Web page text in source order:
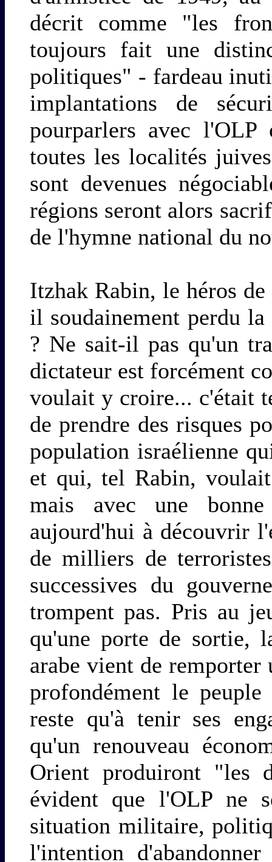
décrit comme "les
toujours fait une
politiques" - fardeau
implantations de
pourparlers avec
toutes les localités
sont devenues
régions seront alors
de l'hymne national du
Itzhak Rabin, le héros
il soudainement perdu
? Ne sait-il pas qu'un
dictateur est forcément
voulait y croire... c'était
de prendre des risques
population israélienne
et qui, tel Rabin,
mais avec une
aujourd'hui à découvrir
de milliers de
successives du
trompent pas. Pris au
qu'une porte de sortie,
arabe vient de
profondément le
reste qu'à tenir ses
qu'un renouveau
Orient produiront "les
évident que l'OLP ne
situation militaire,
l'intention